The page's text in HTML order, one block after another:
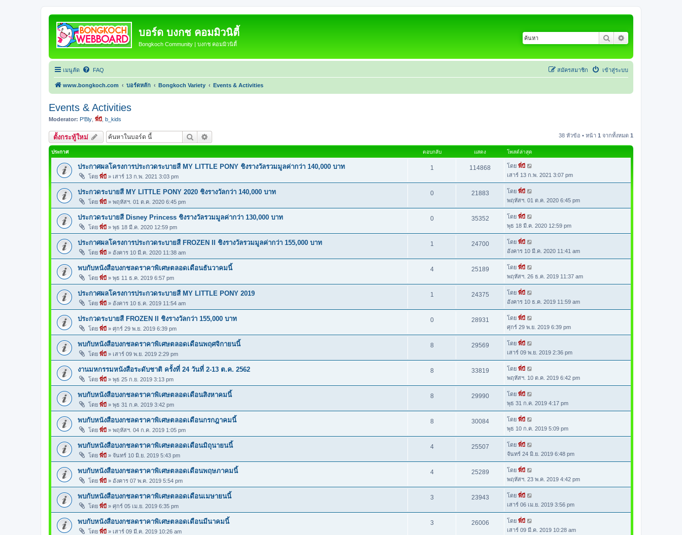
บอร์ด บงกช คอมมิวนิตี้
Bongkoch Community | บงกช คอมมิวนิตี้
ค้นหา
เมนูลัด FAQ เข้าสู่ระบบ
สมัครสมาชิก
www.bongkoch.com บอร์ดหลัก Bongkoch Variety Events & Activities
Events & Activities
Moderator: P'Bly พี่บี b_kids
ตั้งกระทู้ใหม่ ค้นหา 38 หัวข้อ • หน้า 1 จากทั้งหมด 1
ประกาศ ตอบกลับ แสดง โพสต์ล่าสุด
ประกาศผลโครงการประกวดระบายสี MY LITTLE PONY ชิงรางวัลรวมมูลค่ากว่า 140,000 บาท
โดย พี่บี » เสาร์ 13 ก.พ. 2021 3:03 pm
1 114868 โดย พี่บี
เสาร์ 13 ก.พ. 2021 3:07 pm
ประกวดระบายสี MY LITTLE PONY 2020 ชิงรางวัลกว่า 140,000 บาท
โดย พี่บี » พฤหัสฯ. 01 ต.ค. 2020 6:45 pm
0 21883 โดย พี่บี
พฤหัสฯ. 01 ต.ค. 2020 6:45 pm
ประกวดระบายสี Disney Princess ชิงรางวัลรวมมูลค่ากว่า 130,000 บาท
โดย พี่บี » พุธ 18 มี.ค. 2020 12:59 pm
0 35352 โดย พี่บี
พุธ 18 มี.ค. 2020 12:59 pm
ประกาศผลโครงการประกวดระบายสี FROZEN II ชิงรางวัลรวมมูลค่ากว่า 155,000 บาท
โดย พี่บี » อังคาร 10 มี.ค. 2020 11:38 am
1 24700 โดย พี่บี
อังคาร 10 มี.ค. 2020 11:41 am
พบกับหนังสือบงกชลดราคาพิเศษตลอดเดือนธันวาคมนี้
โดย พี่บี » พุธ 11 ธ.ค. 2019 6:57 pm
4 25189 โดย พี่บี
พฤหัสฯ. 26 ธ.ค. 2019 11:37 am
ประกาศผลโครงการประกวดระบายสี MY LITTLE PONY 2019
โดย พี่บี » อังคาร 10 ธ.ค. 2019 11:54 am
1 24375 โดย พี่บี
อังคาร 10 ธ.ค. 2019 11:59 am
ประกวดระบายสี FROZEN II ชิงรางวัลกว่า 155,000 บาท
โดย พี่บี » ศุกร์ 29 พ.ย. 2019 6:39 pm
0 28931 โดย พี่บี
ศุกร์ 29 พ.ย. 2019 6:39 pm
พบกับหนังสือบงกชลดราคาพิเศษตลอดเดือนพฤศจิกายนนี้
โดย พี่บี » เสาร์ 09 พ.ย. 2019 2:29 pm
8 29569 โดย พี่บี
เสาร์ 09 พ.ย. 2019 2:36 pm
งานมหกรรมหนังสือระดับชาติ ครั้งที่ 24 วันที่ 2-13 ต.ค. 2562
โดย พี่บี » พุธ 25 ก.ย. 2019 3:13 pm
8 33819 โดย พี่บี
พฤหัสฯ. 10 ต.ค. 2019 6:42 pm
พบกับหนังสือบงกชลดราคาพิเศษตลอดเดือนสิงหาคมนี้
โดย พี่บี » พุธ 31 ก.ค. 2019 3:42 pm
8 29990 โดย พี่บี
พุธ 31 ก.ค. 2019 4:17 pm
พบกับหนังสือบงกชลดราคาพิเศษตลอดเดือนกรกฎาคมนี้
โดย พี่บี » พฤหัสฯ. 04 ก.ค. 2019 1:05 pm
8 30084 โดย พี่บี
พุธ 10 ก.ค. 2019 5:09 pm
พบกับหนังสือบงกชลดราคาพิเศษตลอดเดือนมิถุนายนนี้
โดย พี่บี » จันทร์ 10 มิ.ย. 2019 5:43 pm
4 25507 โดย พี่บี
จันทร์ 24 มิ.ย. 2019 6:48 pm
พบกับหนังสือบงกชลดราคาพิเศษตลอดเดือนพฤษภาคมนี้
โดย พี่บี » อังคาร 07 พ.ค. 2019 5:54 pm
4 25289 โดย พี่บี
พฤหัสฯ. 23 พ.ค. 2019 4:42 pm
พบกับหนังสือบงกชลดราคาพิเศษตลอดเดือนเมษายนนี้
โดย พี่บี » ศุกร์ 05 เม.ย. 2019 6:35 pm
3 23943 โดย พี่บี
เสาร์ 06 เม.ย. 2019 3:56 pm
พบกับหนังสือบงกชลดราคาพิเศษตลอดเดือนมีนาคมนี้
โดย พี่บี » เสาร์ 09 มี.ค. 2019 10:26 am
3 26006 โดย พี่บี
เสาร์ 09 มี.ค. 2019 10:28 am